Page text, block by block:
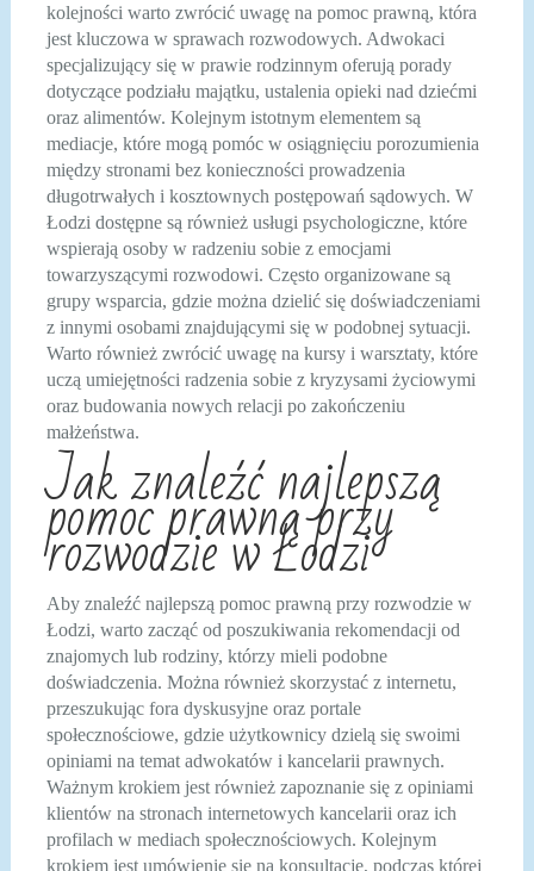
kolejności warto zwrócić uwagę na pomoc prawną, która
jest kluczowa w sprawach rozwodowych. Adwokaci
specjalizujący się w prawie rodzinnym oferują porady
dotyczące podziału majątku, ustalenia opieki nad dziećmi
oraz alimentów. Kolejnym istotnym elementem są
mediacje, które mogą pomóc w osiągnięciu porozumienia
między stronami bez konieczności prowadzenia
długotrwałych i kosztownych postępowań sądowych. W
Łodzi dostępne są również usługi psychologiczne, które
wspierają osoby w radzeniu sobie z emocjami
towarzyszącymi rozwodowi. Często organizowane są
grupy wsparcia, gdzie można dzielić się doświadczeniami
z innymi osobami znajdującymi się w podobnej sytuacji.
Warto również zwrócić uwagę na kursy i warsztaty, które
uczą umiejętności radzenia sobie z kryzysami życiowymi
oraz budowania nowych relacji po zakończeniu
małżeństwa.
Jak znaleźć najlepszą
pomoc prawną przy
rozwodzie w Łodzi
Aby znaleźć najlepszą pomoc prawną przy rozwodzie w
Łodzi, warto zacząć od poszukiwania rekomendacji od
znajomych lub rodziny, którzy mieli podobne
doświadczenia. Można również skorzystać z internetu,
przeszukując fora dyskusyjne oraz portale
społecznościowe, gdzie użytkownicy dzielą się swoimi
opiniami na temat adwokatów i kancelarii prawnych.
Ważnym krokiem jest również zapoznanie się z opiniami
klientów na stronach internetowych kancelarii oraz ich
profilach w mediach społecznościowych. Kolejnym
krokiem jest umówienie się na konsultację, podczas której